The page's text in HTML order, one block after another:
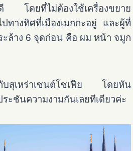
ดี โดยที่ไม่ต้องใช้เครื่องขยาย
ทางทิศที่เมืองเมกกะอยู่ และผู้ที่
ะล้าง 6 จุดก่อน คือ ผม หน้า จมูก
กับสุเหร่าเซนต์โซเฟีย โดยหัน
ะชันความงามกันเลยทีเดียวค่ะ